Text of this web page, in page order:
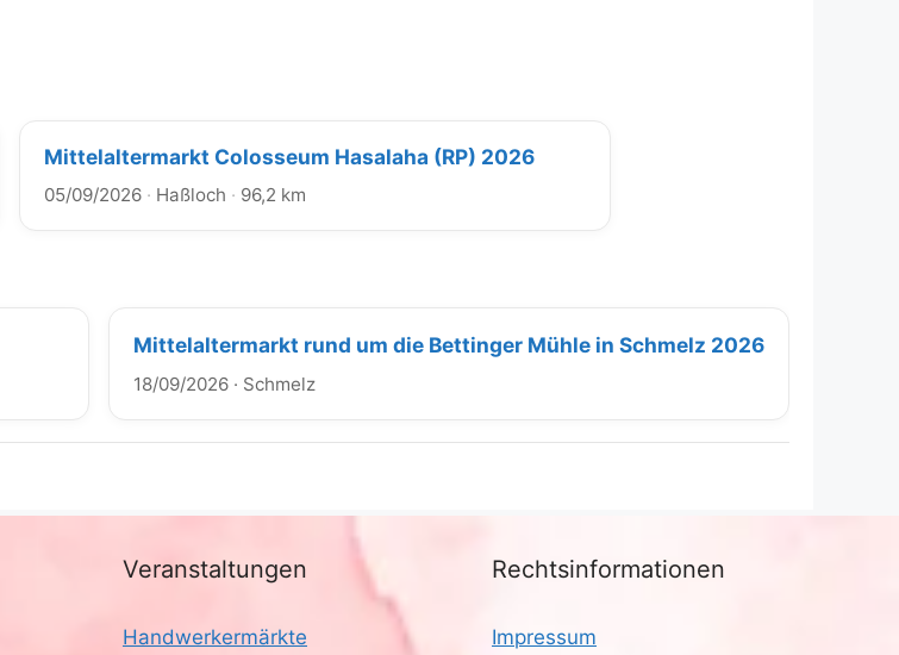
Mittelaltermarkt Colosseum Hasalaha (RP) 2026
05/09/2026 · Haßloch · 96,2 km
Mittelaltermarkt rund um die Bettinger Mühle in Schmelz 2026
18/09/2026 · Schmelz
Veranstaltungen
Handwerkermärkte
Rechtsinformationen
Impressum